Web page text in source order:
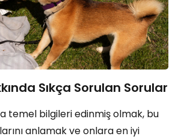
Sıkça Sorulan Sorular
temel bilgileri edinmiş olmak, bu
anlamak ve onlara en iyi